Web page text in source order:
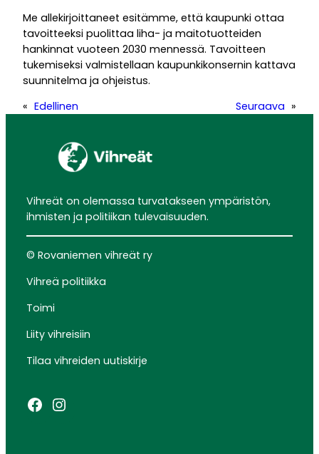
Me allekirjoittaneet esitämme, että kaupunki ottaa
tavoitteeksi puolittaa liha- ja maitotuotteiden
hankinnat vuoteen 2030 mennessä. Tavoitteen
tukemiseksi valmistellaan kaupunkikonsernin kattava
suunnitelma ja ohjeistus.
« Edellinen Seuraava »
Vihreät on olemassa turvatakseen ympäristön,
ihmisten ja politiikan tulevaisuuden.
© Rovaniemen vihreät ry
Vihreä politiikka
Toimi
Liity vihreisiin
Tilaa vihreiden uutiskirje
Facebook
Instagram